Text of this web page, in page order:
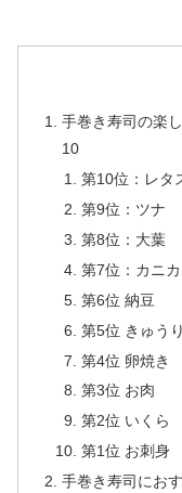
手巻き寿司の楽
10
第10位：レタ
第9位：ツナ
第8位：大葉
第7位：カニ
第6位 納豆
第5位 きゅうり
第4位 卵焼き
第3位 お肉
第2位 いくら
第1位 お刺身
手巻き寿司にお